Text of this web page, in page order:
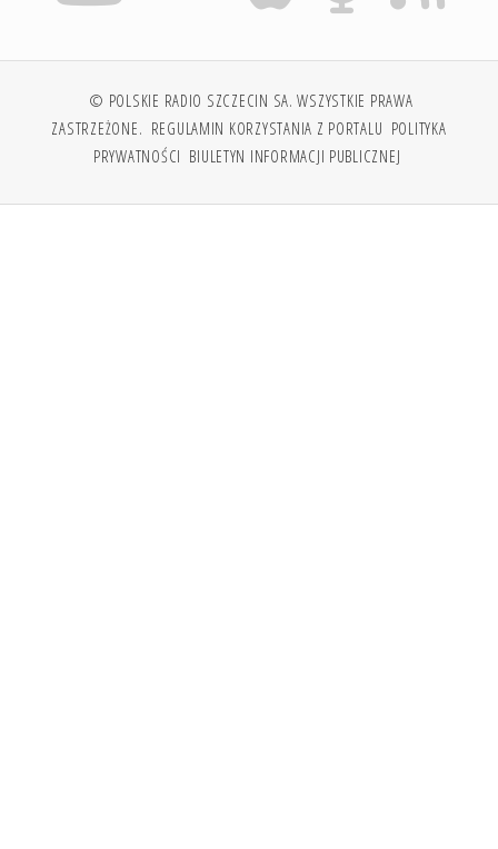
© POLSKIE RADIO SZCZECIN SA. WSZYSTKIE PRAWA
ZASTRZEŻONE. REGULAMIN KORZYSTANIA Z PORTALU POLITYKA
PRYWATNOŚCI BIULETYN INFORMACJI PUBLICZNEJ